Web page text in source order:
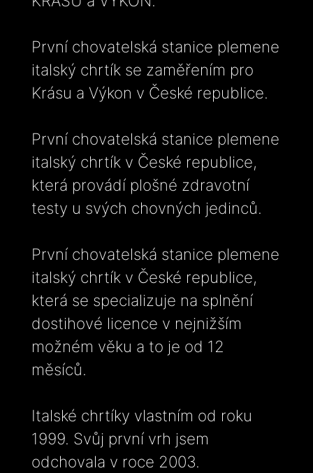
První chovatelská stanice plemene
italský chrtík se zaměřením pro
Krásu a Výkon v České republice.
První chovatelská stanice plemene
italský chrtík v České republice,
která provádí plošné zdravotní
testy u svých chovných jedinců.
První chovatelská stanice plemene
italský chrtík v České republice,
která se specializuje na splnění
dostihové licence v nejnižším
možném věku a to je od 12
měsíců.
Italské chrtíky vlastním od roku
1999. Svůj první vrh jsem
odchovala v roce 2003.